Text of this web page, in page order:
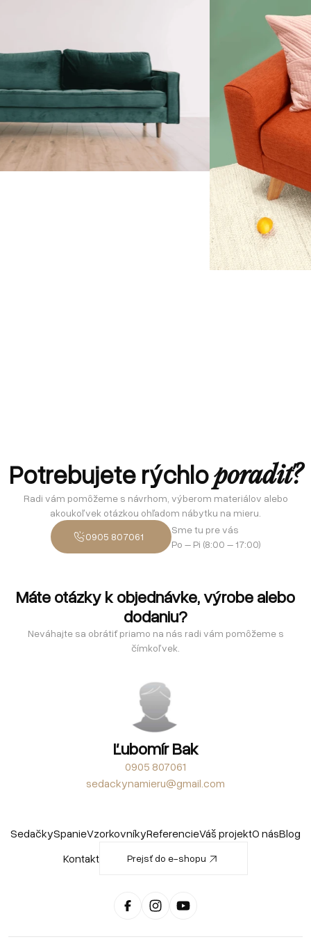
Potrebujete rýchloporadiť?
Radi vám pomôžeme s návrhom, výberom materiálov alebo
akoukoľvek otázkou ohľadom nábytku na mieru.
0905 807061
Sme tu pre vás
Po – Pi (8:00 – 17:00)
Máte otázky k objednávke, výrobe alebo
dodaniu?
Neváhajte sa obrátiť priamo na nás radi vám pomôžeme s
čímkoľvek.
Ľubomír Bak
0905 807061
sedackynamieru@gmail.com
SedačkySpanieVzorkovníkyReferencieVáš projektO násBlog
Kontakt
Prejsť do e-shopu